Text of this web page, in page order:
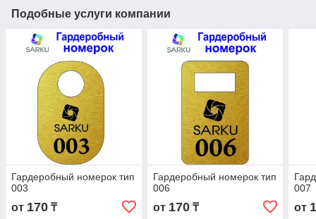
Подобные услуги компании
Гардеробный номерок тип
003
от 170 ₸
Гардеробный номерок тип
006
от 170₸
007
от